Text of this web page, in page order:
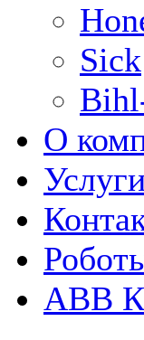
Sick
О
ABB